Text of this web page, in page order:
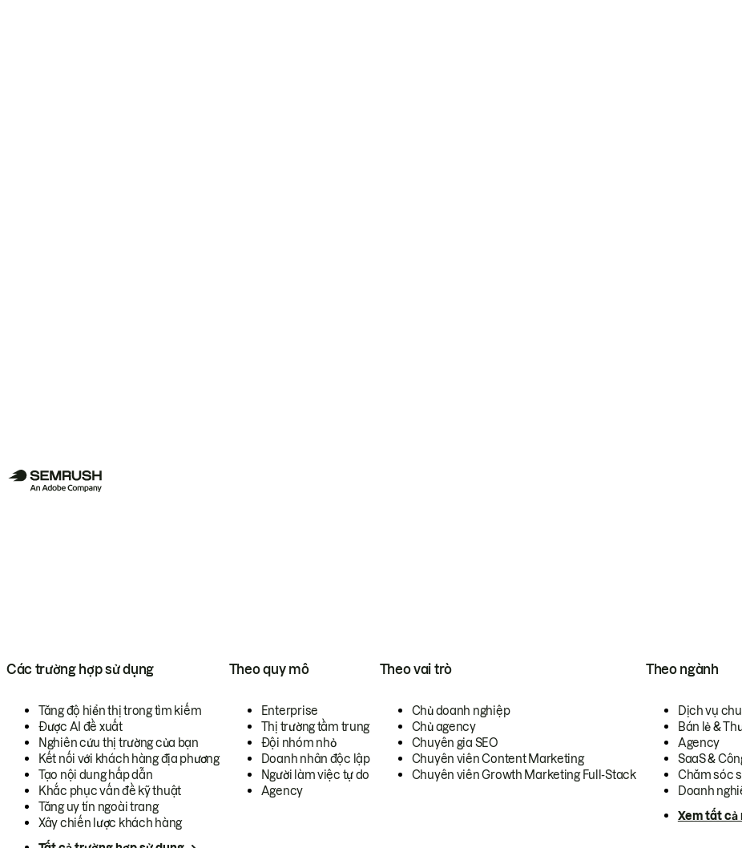
Các trường hợp sử dụng
Tăng độ hiển thị trong tìm kiếm
Được AI đề xuất
Nghiên cứu thị trường của bạn
Kết nối với khách hàng địa phương
Tạo nội dung hấp dẫn
Khắc phục vấn đề kỹ thuật
Tăng uy tín ngoài trang
Xây chiến lược khách hàng
Theo quy mô
Enterprise
Thị trường tầm trung
Đội nhóm nhỏ
Doanh nhân độc lập
Người làm việc tự do
Agency
Theo vai trò
Chủ doanh nghiệp
Chủ agency
Chuyên gia SEO
Chuyên viên Content Marketing
Chuyên viên Growth Marketing Full-Stack
Theo ngành
Dịch vụ
Bán lẻ &
Agency
SaaS &
Chăm sóc
Doanh
Xem tất cả